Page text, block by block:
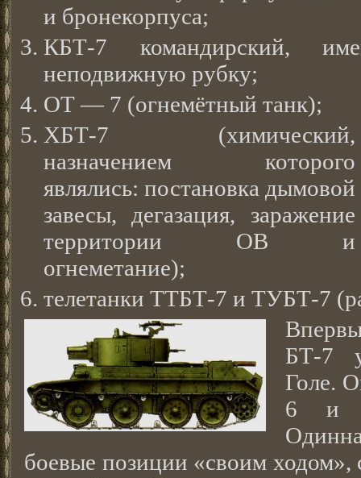
и бронекорпуса;
КБТ-7 командирский,
неподвижную рубку;
ОТ — 7 (огнемётный танк);
ХБТ-7 (химический,
назначением которого
являлись: постановка дымовой
завесы, дегазация, заражение
территории ОВ и
огнеметание);
телетанки ТТБТ-7 и ТУБТ-7
БТ-7
Голе.
6 и
боевые позиции «своим